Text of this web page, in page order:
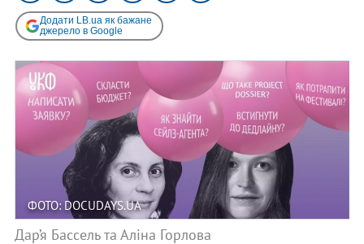
Додати LB.ua як бажане
джерело в Google
ФОТО: DOCUDAYS.UA
Дар’я Бассель та Аліна Горлова